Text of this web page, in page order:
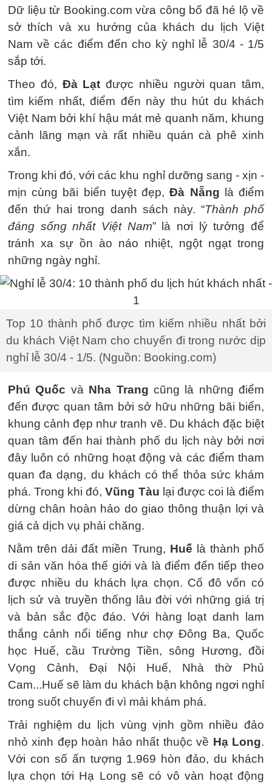
Dữ liệu từ Booking.com vừa công bố đã hé lộ về
sở thích và xu hướng của khách du lịch Việt
Nam về các điểm đến cho kỳ nghỉ lễ 30/4 - 1/5
sắp tới.
Theo đó, Đà Lạt được nhiều người quan tâm,
tìm kiếm nhất, điểm đến này thu hút du khách
Việt Nam bởi khí hậu mát mẻ quanh năm, khung
cảnh lãng mạn và rất nhiều quán cà phê xinh
xắn.
Trong khi đó, với các khu nghỉ dưỡng sang - xịn -
mịn cùng bãi biển tuyệt đẹp,Đà Nẵng là điểm
đến thứ hai trong danh sách này. “Thành phố
đáng sống nhất Việt Nam” là nơi lý tưởng để
tránh xa sự ồn ào náo nhiệt, ngột ngạt trong
những ngày nghỉ.
Top 10 thành phố được tìm kiếm nhiều nhất bởi
du khách Việt Nam cho chuyến đi trong nước dịp
nghỉ lễ 30/4 - 1/5. (Nguồn: Booking.com)
Phú Quốc và Nha Trang cũng là những điểm
đến được quan tâm bởi sở hữu những bãi biển,
khung cảnh đẹp như tranh vẽ. Du khách đặc biệt
quan tâm đến hai thành phố du lịch này bởi nơi
đây luôn có những hoạt động và các điểm tham
quan đa dạng, du khách có thể thỏa sức khám
phá. Trong khi đó,Vũng Tàu lại được coi là điểm
dừng chân hoàn hảo do giao thông thuận lợi và
giá cả dịch vụ phải chăng.
Nằm trên dải đất miền Trung, Huế là thành phố
di sản văn hóa thế giới và là điểm đến tiếp theo
được nhiều du khách lựa chọn. Cố đô vốn có
lịch sử và truyền thống lâu đời với những giá trị
và bản sắc độc đáo. Với hàng loạt danh lam
thắng cảnh nổi tiếng như chợ Đông Ba, Quốc
học Huế, cầu Trường Tiền, sông Hương, đồi
Vọng Cảnh, Đại Nội Huế, Nhà thờ Phủ
Cam...Huế sẽ làm du khách bận không ngơi nghỉ
trong suốt chuyến đi vì mải khám phá.
Trải nghiệm du lịch vùng vịnh gồm nhiều đảo
nhỏ xinh đẹp hoàn hảo nhất thuộc về Hạ Long.
Với con số ấn tượng 1.969 hòn đảo, du khách
lựa chọn tới Hạ Long sẽ có vô vàn hoạt động